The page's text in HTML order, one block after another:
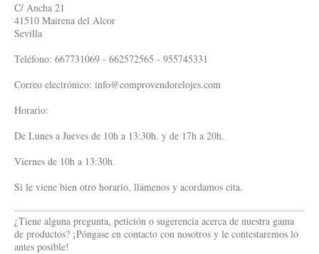
C/ Ancha 21
41510 Mairena del Alcor
Sevilla
Teléfono: 667731069 - 662572565 - 955745331
Correo electrónico: info@comprovendorelojes.com
Horario:
De Lunes a Jueves de 10h a 13:30h. y de 17h a 20h.
Viernes de 10h a 13:30h.
Si le viene bien otro horario, llámenos y acordamos cita.
¿Tiene alguna pregunta, petición o sugerencia acerca de nuestra gama
de productos? ¡Póngase en contacto con nosotros y le contestaremos lo
antes posible!